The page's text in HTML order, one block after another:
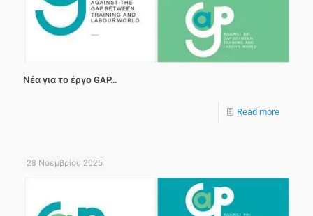
Νέα για το έργο GAP…
Read more
28 Νοεμβρίου 2025